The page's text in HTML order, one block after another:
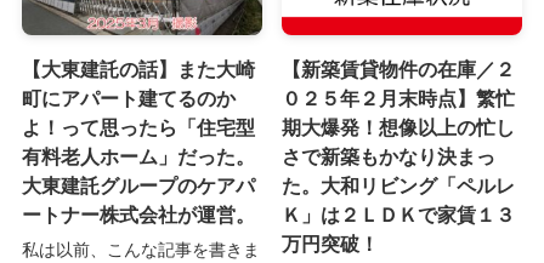
【大東建託の話】また大崎
町にアパート建てるのか
よ！って思ったら「住宅型
有料老人ホーム」だった。
大東建託グループのケアパ
ートナー株式会社が運営。
私は以前、こんな記事を書きま
【新築賃貸物件の在庫／２
０２５年２月末時点】繁忙
期大爆発！想像以上の忙し
さで新築もかなり決まっ
た。大和リビング「ペルレ
Ｋ」は２ＬＤＫで家賃１３
万円突破！